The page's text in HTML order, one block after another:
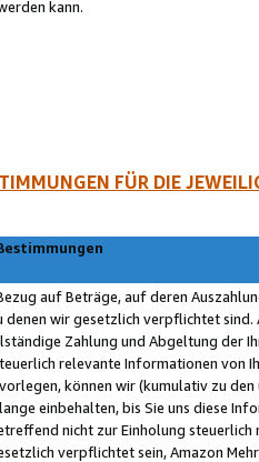
kann.
FÜR DIE
auf Beträge, auf deren
denen wir gesetzlich verpflichtet
Zahlung und Abgeltung der
relevante Informationen von
können wir (kumulativ zu
einbehalten, bis Sie uns diese
nicht zur Einholung
verpflichtet sein, Amazon